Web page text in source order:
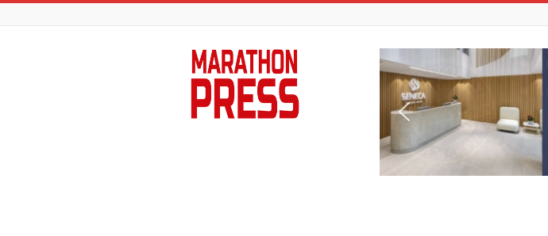
Marathon
Press